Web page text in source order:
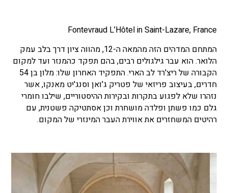
Fontevraud L’Hôtel in Saint-Lazare, France
המתחם המדהים הזה מהמאה ה-12, מהווה ציון דרך בלב עמק
הלואר. הוא עבר גילגולים רבים, בהם תפקד כהמנזר ועד למקום
הקבורה של ריצ'רד לב הארי. התפקיד האחרון שלו: מלון בן 54
חדרים, בעיצוב פריזאי של פטריק ג'ואן וסנג'יט מאנקו, אשר
נזהרו שלא לפגוע בתקרות ובקירות ההיסטוריים, שילבו חומרי
גלם כמו פשתן ופלדה מושחרת וכן אסתטיקה פשטנית, עם
רהיטים המשחזרים את אווירת העבר המינזרי של המקום.